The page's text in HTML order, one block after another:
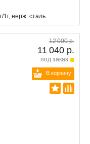
1г, нерж. сталь
12 000 р.
11 040 р.
под заказ
В корзину